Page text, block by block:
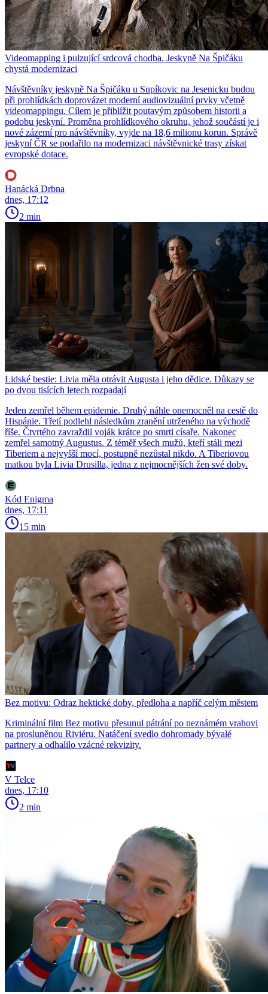
Videomapping i pulzující srdcová chodba. Jeskyně Na Špičáku
chystá modernizaci
Návštěvníky jeskyně Na Špičáku u Supíkovic na Jesenicku budou
při prohlídkách doprovázet moderní audiovizuální prvky včetně
videomappingu. Cílem je přiblížit poutavým způsobem historii a
podobu jeskyní. Proměna prohlídkového okruhu, jehož součástí je i
nové zázemí pro návštěvníky, vyjde na 18,6 milionu korun. Správě
jeskyní ČR se podařilo na modernizaci návštěvnické trasy získat
evropské dotace.
Hanácká Drbna
dnes, 17:12
2 min
Lidské bestie: Livia měla otrávit Augusta i jeho dědice. Důkazy se
po dvou tisících letech rozpadají
Jeden zemřel během epidemie. Druhý náhle onemocněl na cestě do
Hispánie. Třetí podlehl následkům zranění utrženého na východě
říše. Čtvrtého zavraždil voják krátce po smrti císaře. Nakonec
zemřel samotný Augustus. Z téměř všech mužů, kteří stáli mezi
Tiberiem a nejvyšší mocí, postupně nezůstal nikdo. A Tiberiovou
matkou byla Livia Drusilla, jedna z nejmocnějších žen své doby.
Kód Enigma
dnes, 17:11
15 min
Bez motivu: Odraz hektické doby, předloha a napříč celým městem
Kriminální film Bez motivu přesunul pátrání po neznámém vrahovi
na prosluněnou Riviéru. Natáčení svedlo dohromady bývalé
partnery a odhalilo vzácné rekvizity.
V Telce
dnes, 17:10
2 min